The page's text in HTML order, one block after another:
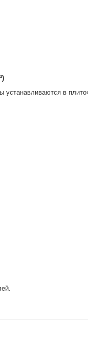
устанавливаются в